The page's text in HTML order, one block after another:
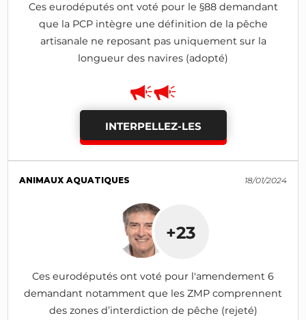
Ces eurodéputés ont voté pour le §88 demandant
que la PCP intègre une définition de la pêche
artisanale ne reposant pas uniquement sur la
longueur des navires (adopté)
INTERPELLEZ-LES
ANIMAUX AQUATIQUES 18/01/2024
+23
Ces eurodéputés ont voté pour l'amendement 6
demandant notamment que les ZMP comprennent
des zones d’interdiction de pêche (rejeté)